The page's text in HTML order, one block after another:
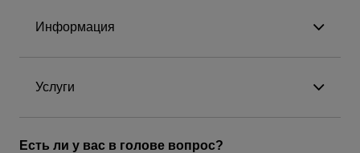
Информация
Услуги
Есть ли у вас в голове вопрос?